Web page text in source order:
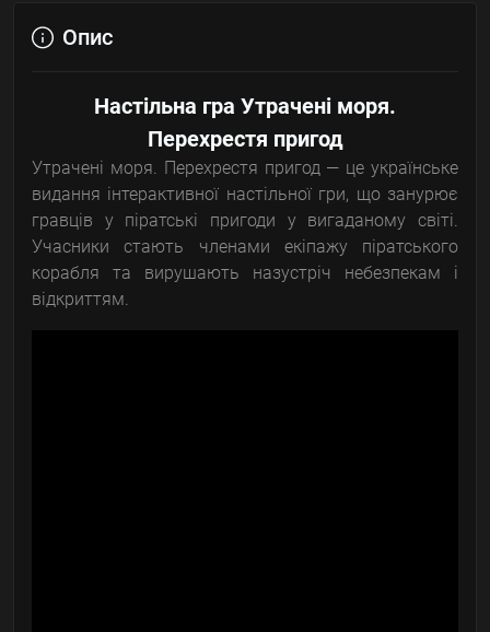
Опис
Настільна гра Утрачені моря.
Перехрестя пригод
Утрачені моря. Перехрестя пригод — це українське
видання інтерактивної настільної гри, що занурює
гравців у піратські пригоди у вигаданому світі.
Учасники стають членами екіпажу піратського
корабля та вирушають назустріч небезпекам і
відкриттям.